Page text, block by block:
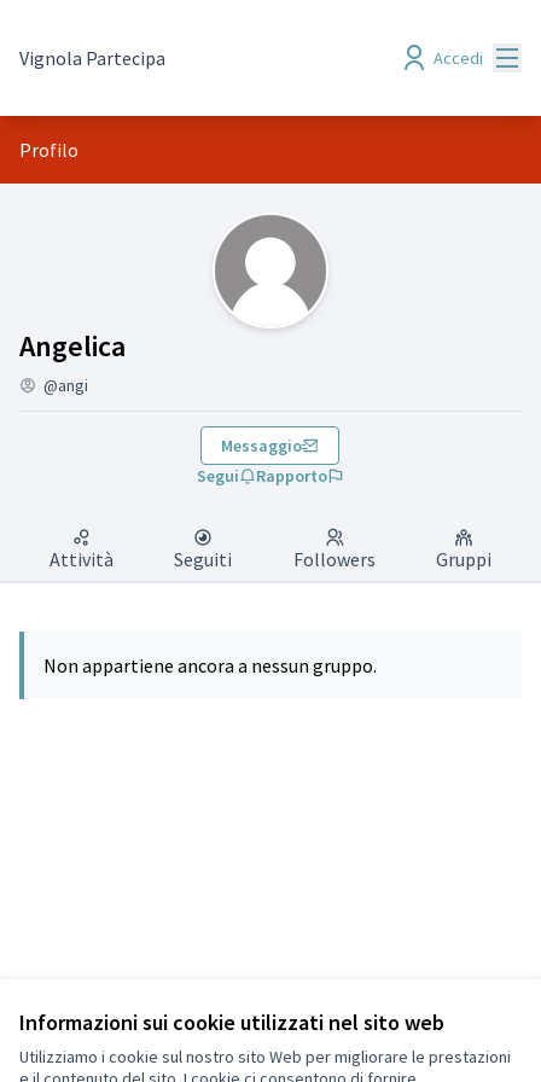
Informazioni sui cookie utilizzati nel sito web
Utilizziamo i cookie sul nostro sito Web per migliorare le prestazioni
Vignola Partecipa Accedi
Profilo
Angelica
(Angelica)
@angi
Messaggio
Segui
Rapporto
Attività Seguiti Followers Gruppi
Non appartiene ancora a nessun gruppo.
Termini di servizio
Impostazioni dei cookie